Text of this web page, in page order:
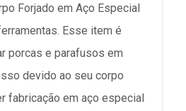
Forjado em Aço Especial
Esse item é
porcas e parafusos em
devido ao seu corpo
fabricação em aço especial